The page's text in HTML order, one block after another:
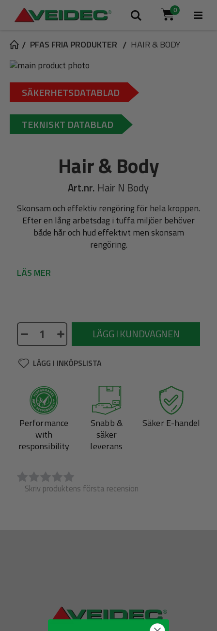
Cart
0
PFAS FRIA PRODUKTER
HAIR & BODY
Skip
the
end
of
the
images
gallery
to
beginning
of
images
SÄKERHETSDATABLAD
TEKNISKT DATABLAD
Hair & Body
Art.nr. Hair N Body
Skonsam och effektiv rengöring för hela kroppen.
Efter en lång arbetsdag i tuffa miljöer behöver
både hår och hud effektivt men skonsam
rengöring.
LÄS MER
LÄGG I KUNDVAGNEN
LÄGG I INKÖPSLISTA
Performance
with
responsibility
Snabb &
säker
leverans
Säker E-handel
Skriv produktens första recension